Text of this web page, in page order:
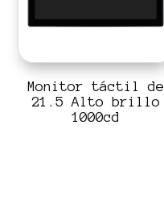
Monitor táctil de
21.5 Alto brillo
1000cd